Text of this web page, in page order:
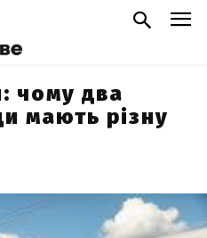
чому два
мають різну